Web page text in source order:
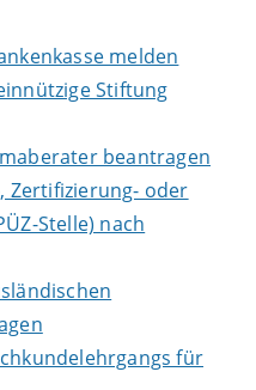
melden
Stiftung
beantragen
Zertifizierung- oder
Stelle) nach
für